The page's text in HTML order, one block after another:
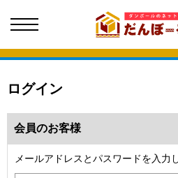
ログイン
会員のお客様
メールアドレスとパスワードを入力